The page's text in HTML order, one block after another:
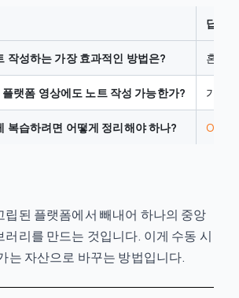
답변
작성하는 가장 효과적인 방법은? 혼합
랫폼 영상에도 노트 작성 가능한가? 가능
복습하려면 어떻게 정리해야 하나?
립된 플랫폼에서 빼내어 하나의 중앙
러리를 만드는 것입니다. 이게 수동 시
는 자산으로 바꾸는 방법입니다.